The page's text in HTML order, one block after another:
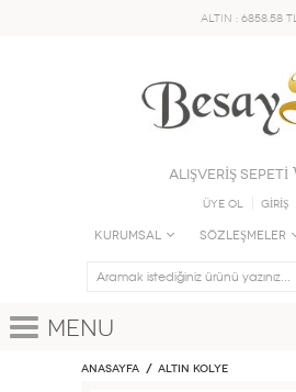
ALTIN : 6858.58 TL
ALIŞVERİŞ SEPETİ
Üye Ol GİRİŞ
KURUMSAL SÖZLEŞMELER
Menu
Anasayfa ALTIN KOLYE